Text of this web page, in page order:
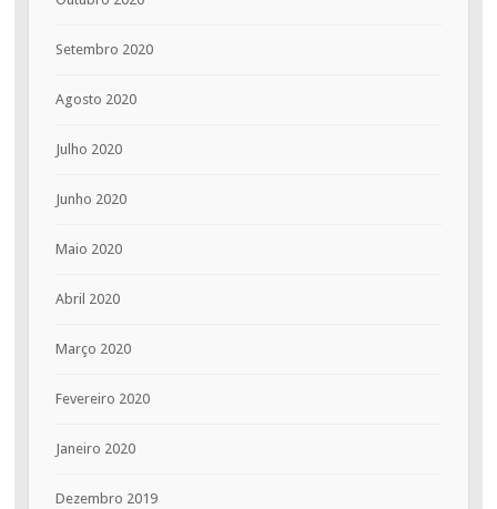
Setembro 2020
Agosto 2020
Julho 2020
Junho 2020
Maio 2020
Abril 2020
Março 2020
Fevereiro 2020
Janeiro 2020
Dezembro 2019